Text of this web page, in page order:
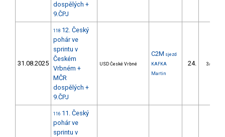
dospělých +
9.ČPJ
31.08.2025
118 12. Český
pohár ve
sprintu v
Českém
Vrbném +
MČR
dospělých +
9.ČPJ
USD České Vrbné
C2M sjezd
KAFKA
Martin
24. 3/DM
116 11. Český
pohár ve
sprintu v